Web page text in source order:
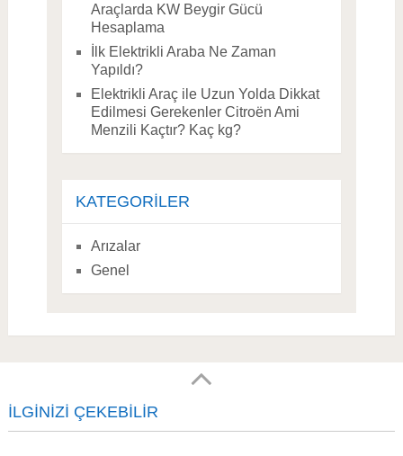
Araçlarda KW Beygir Gücü
Hesaplama
İlk Elektrikli Araba Ne Zaman
Yapıldı?
Elektrikli Araç ile Uzun Yolda Dikkat
Edilmesi Gerekenler Citroën Ami
Menzili Kaçtır? Kaç kg?
KATEGORILER
Arızalar
Genel
İLGINIZI ÇEKEBILIR